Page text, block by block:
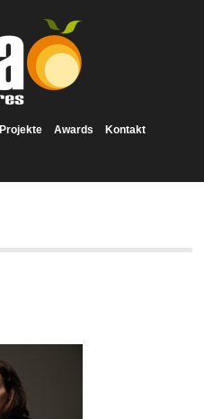
Projekte Awards
Kontakt